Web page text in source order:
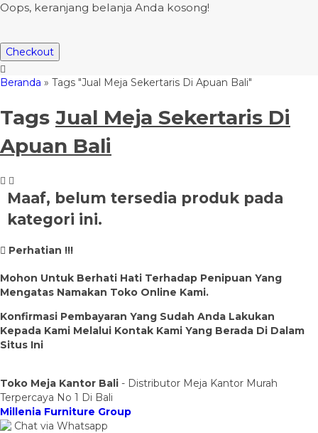
Oops, keranjang belanja Anda kosong!
Checkout
Beranda » Tags "Jual Meja Sekertaris Di Apuan Bali"
Tags Jual Meja Sekertaris Di
Apuan Bali
Maaf, belum tersedia produk pada
kategori ini.
Perhatian !!!
Mohon Untuk Berhati Hati Terhadap Penipuan Yang
Mengatas Namakan Toko Online Kami.
Konfirmasi Pembayaran Yang Sudah Anda Lakukan
Kepada Kami Melalui Kontak Kami Yang Berada Di Dalam
Situs Ini
Toko Meja Kantor Bali - Distributor Meja Kantor Murah
Terpercaya No 1 Di Bali
Millenia Furniture Group
Chat via Whatsapp